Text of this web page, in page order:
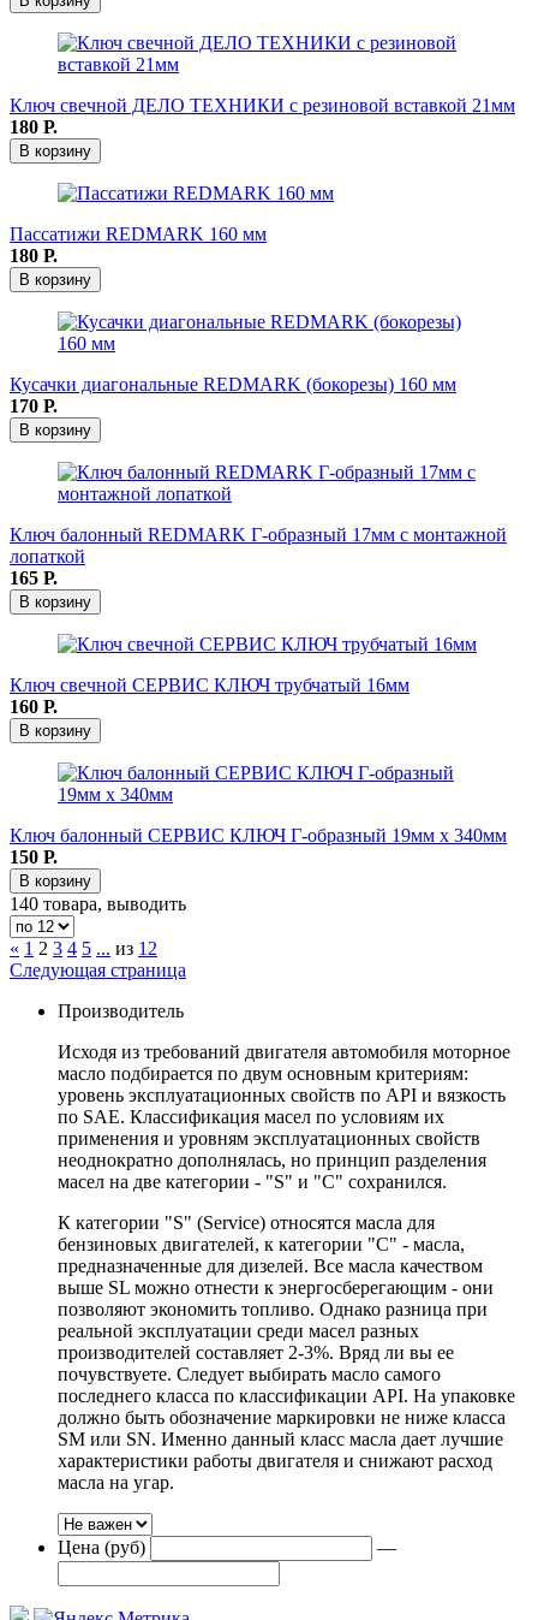
Ключ свечной ДЕЛО ТЕХНИКИ с резиновой вставкой 21мм
180 Р.
В корзину
Пассатижи REDMARK 160 мм
180 Р.
В корзину
Кусачки диагональные REDMARK (бокорезы) 160 мм
170 Р.
В корзину
Ключ балонный REDMARK Г-образный 17мм c монтажной
лопаткой
165 Р.
В корзину
Ключ свечной СЕРВИС КЛЮЧ трубчатый 16мм
160 Р.
В корзину
Ключ балонный СЕРВИС КЛЮЧ Г-образный 19мм x 340мм
150 Р.
В корзину
140 товара, выводить
« 1 2 3 4 5 ... из 12
Следующая страница
Производитель
Исходя из требований двигателя автомобиля моторное
масло подбирается по двум основным критериям:
уровень эксплуатационных свойств по API и вязкость
по SAE. Классификация масел по условиям их
применения и уровням эксплуатационных свойств
неоднократно дополнялась, но принцип разделения
масел на две категории - "S" и "С" сохранился.
К категории "S" (Service) относятся масла для
бензиновых двигателей, к категории "С" - масла,
предназначенные для дизелей. Все масла качеством
выше SL можно отнести к энергосберегающим - они
позволяют экономить топливо. Однако разница при
реальной эксплуатации среди масел разных
производителей составляет 2-3%. Вряд ли вы ее
почувствуете. Следует выбирать масло самого
последнего класса по классификации API. На упаковке
должно быть обозначение маркировки не ниже класса
SM или SN. Именно данный класс масла дает лучшие
характеристики работы двигателя и снижают расход
масла на угар.
Цена (руб) —